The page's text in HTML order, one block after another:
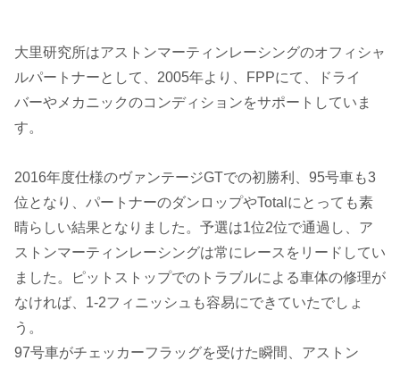
大里研究所はアストンマーティンレーシングのオフィシャ
ルパートナーとして、2005年より、FPPにて、ドライ
バーやメカニックのコンディションをサポートしていま
す。
2016年度仕様のヴァンテージGTでの初勝利、95号車も3
位となり、パートナーのダンロップやTotalにとっても素
晴らしい結果となりました。予選は1位2位で通過し、ア
ストンマーティンレーシングは常にレースをリードしてい
ました。ピットストップでのトラブルによる車体の修理が
なければ、1-2フィニッシュも容易にできていたでしょ
う。
97号車がチェッカーフラッグを受けた瞬間、アストン